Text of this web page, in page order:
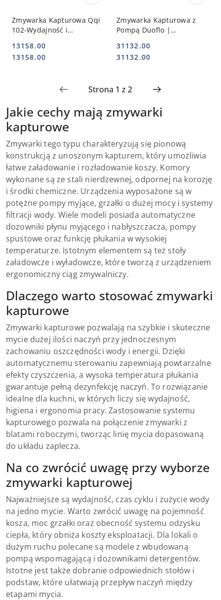
Zmywarka Kapturowa Qqi
102-Wydajność i
00025399
Cena:
13158.00
Cena:
13158.00
Zmywarka Kapturowa z
Pompą Duoflo |
Cena:
31132.00
Cena:
31132.00
Jakie cechy mają zmywarki
kapturowe
Zmywarki tego typu charakteryzują się pionową
konstrukcją z unoszonym kapturem, który umożliwia
łatwe załadowanie i rozładowanie koszy. Komory
wykonane są ze stali nierdzewnej, odpornej na korozję
i środki chemiczne. Urządzenia wyposażone są w
potężne pompy myjące, grzałki o dużej mocy i systemy
filtracji wody. Wiele modeli posiada automatyczne
dozowniki płynu myjącego i nabłyszczacza, pompy
spustowe oraz funkcję płukania w wysokiej
temperaturze. Istotnym elementem są też stoły
załadowcze i wyładowcze, które tworzą z urządzeniem
ergonomiczny ciąg zmywalniczy.
Dlaczego warto stosować zmywarki
kapturowe
Zmywarki kapturowe pozwalają na szybkie i skuteczne
mycie dużej ilości naczyń przy jednoczesnym
zachowaniu oszczędności wody i energii. Dzięki
automatycznemu sterowaniu zapewniają powtarzalne
efekty czyszczenia, a wysoka temperatura płukania
gwarantuje pełną dezynfekcję naczyń. To rozwiązanie
idealne dla kuchni, w których liczy się wydajność,
higiena i ergonomia pracy. Zastosowanie systemu
kapturowego pozwala na połączenie zmywarki z
blatami roboczymi, tworząc linię mycia dopasowaną
do układu zaplecza.
Na co zwrócić uwagę przy wyborze
zmywarki kapturowej
Najważniejsze są wydajność, czas cyklu i zużycie wody
na jedno mycie. Warto zwrócić uwagę na pojemność
kosza, moc grzałki oraz obecność systemu odzysku
ciepła, który obniża koszty eksploatacji. Dla lokali o
dużym ruchu polecane są modele z wbudowaną
pompą wspomagającą i dozownikami detergentów.
Istotne jest także dobranie odpowiednich stołów i
podstaw, które ułatwiają przepływ naczyń między
etapami mycia.